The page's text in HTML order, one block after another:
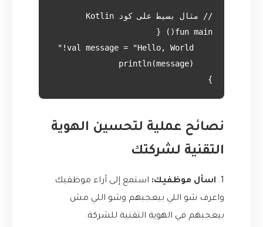
}
نصائح عملية لتحسين الهوية
التقنية لشركتك
1. اسأل موظفيك: استمع إلى آراء موظفيك
واعرف شو اللي بيعجبهم وشو اللي مش
بيعجبهم في الهوية التقنية للشركة.